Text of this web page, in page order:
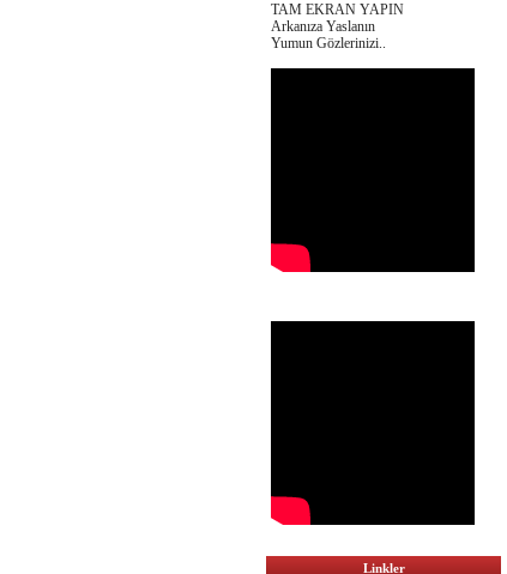
TAM EKRAN YAPIN
Arkanıza Yaslanın
Yumun Gözlerinizi..
Linkler